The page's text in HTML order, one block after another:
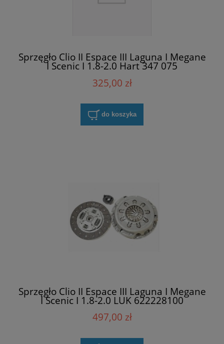
Sprzęgło Clio II Espace III Laguna I Megane
I Scenic I 1.8-2.0 Hart 347 075
325,00 zł
do koszyka
Sprzęgło Clio II Espace III Laguna I Megane
I Scenic I 1.8-2.0 LUK 622228100
497,00 zł